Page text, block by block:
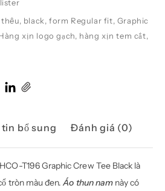
, black,form Regular fit, Graphic
xịn logo gạch, hàng xịn tem cắt,
bổ sung Đánh giá (0)
T196 Graphic Crew Tee Black là
tròn màu đen.Áo thun nam này có